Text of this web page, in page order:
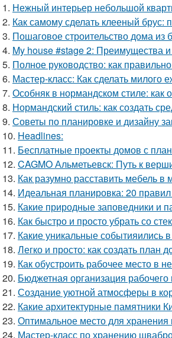
1. Нежный интерьер небольшой
2. Как самому сделать клееный
3. Пошаговое строительство дома
4. My house #stage 2: Преимущества
5. Полное руководство: как
6. Мастер-класс: Как сделать милого
7. Особняк в нормандском стиле: как
8. Нормандский стиль: как создать
9. Советы по планировке и дизайну
10. Headlines:
11. Бесплатные проекты домов с
12. CAGMO Альметьевск: Путь к
13. Как разумно расставить мебель
14. Идеальная планировка: 20
15. Какие природные заповедники и
16. Как быстро и просто убрать со
17. Какие уникальные событияились
18. Легко и просто: как создать план
19. Как обустроить рабочее место в
20. Бюджетная организация
21. Создание уютной атмосферы в
22. Какие архитектурные памятники
23. Оптимальное место для
24. Мастер-класс по хранению